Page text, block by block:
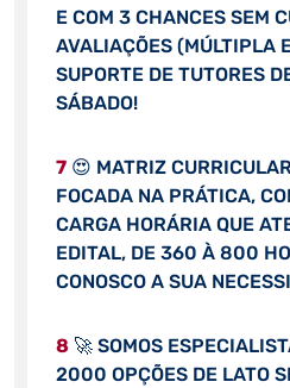
E COM 3 CHANCES SEM
AVALIAÇÕES (MÚLTIPLA
SUPORTE DE TUTORES
SÁBADO!
7😍 MATRIZ
FOCADA NA PRÁTICA,
CARGA HORÁRIA QUE
EDITAL, DE 360 À 800
CONOSCO A SUA
8 🚀 SOMOS
2000 OPÇÕES DE LATO